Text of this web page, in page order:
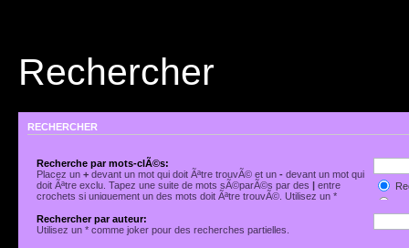
Rechercher
RECHERCHER
Recherche par mots-clÃ©s:
Placez un+ devant un mot qui doit Ãªtre trouvÃ© et un- devant un mot qui
doit Ãªtre exclu. Tapez une suite de mots sÃ©parÃ©s par des| entre
crochets si uniquement un des mots doit Ãªtre trouvÃ©. Utilisez un *
Rechercher par auteur:
Utilisez un * comme joker pour des recherches partielles.